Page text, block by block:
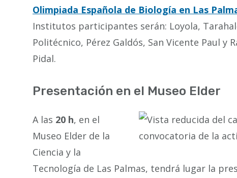
Olimpiada Española de Biología en Las
Institutos participantes serán: Loyola,
Politécnico, Pérez Galdós, San Vicente Paul y
Pidal.
Presentación en el Museo Elder
A las 20 h, en el
Museo Elder de la
Ciencia y la
Tecnología de Las Palmas, tendrá lugar la